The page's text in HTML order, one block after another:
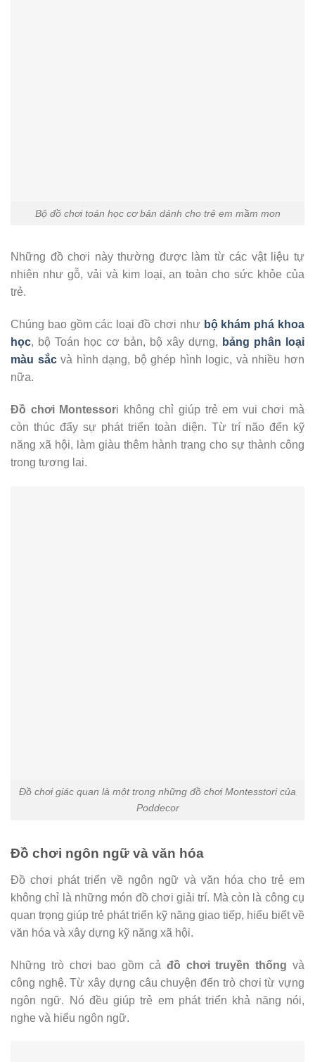
Bộ đồ chơi toán học cơ bản dảnh cho trẻ em mầm mon
Những đồ chơi này thường được làm từ các vật liệu tự
nhiên như gỗ, vải và kim loại, an toàn cho sức khỏe của
trẻ.
Chúng bao gồm các loại đồ chơi như bộ khám phá khoa
học, bộ Toán học cơ bản, bộ xây dựng, bảng phân loại
màu sắcvà hình dạng, bộ ghép hình logic, và nhiều hơn
nữa.
Đồ chơi Montessori không chỉ giúp trẻ em vui chơi mà
còn thúc đẩy sự phát triển toàn diện. Từ trí não đến kỹ
năng xã hội, làm giàu thêm hành trang cho sự thành công
trong tương lai.
Đồ chơi giác quan là một trong những đồ chơi Montesstori của
Poddecor
Đồ chơi ngôn ngữ và văn hóa
Đồ chơi phát triển về ngôn ngữ và văn hóa cho trẻ em
không chỉ là những món đồ chơi giải trí. Mà còn là công cụ
quan trọng giúp trẻ phát triển kỹ năng giao tiếp, hiểu biết về
văn hóa và xây dựng kỹ năng xã hội.
Những trò chơi bao gồm cả đồ chơi truyền thống và
công nghệ. Từ xây dựng câu chuyện đến trò chơi từ vựng
ngôn ngữ. Nó đều giúp trẻ em phát triển khả năng nói,
nghe và hiểu ngôn ngữ.